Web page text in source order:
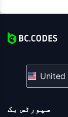
سپورٹس بک
United